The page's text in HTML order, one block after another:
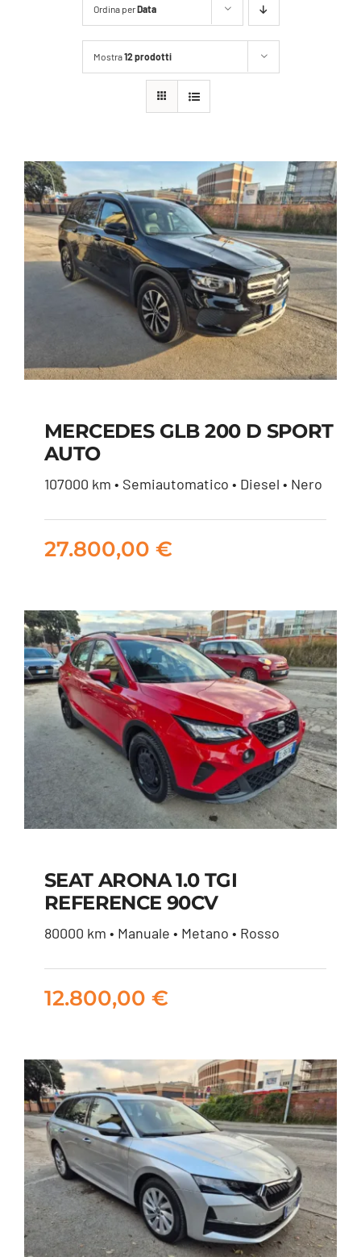
Ordina perData
Mostra12 prodotti
MERCEDES GLB 200
27.800,00
MERCEDES GLB 200 D SPORT
AUTO
107000 km • Semiautomatico • Diesel • Nero
27.800,00 €
SEAT ARONA 1.0 TGI
12.800,00
SEAT ARONA 1.0 TGI
REFERENCE 90CV
80000 km • Manuale • Metano • Rosso
12.800,00 €